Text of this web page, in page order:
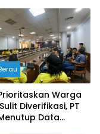
Warga
Diverifikasi, PT
Data